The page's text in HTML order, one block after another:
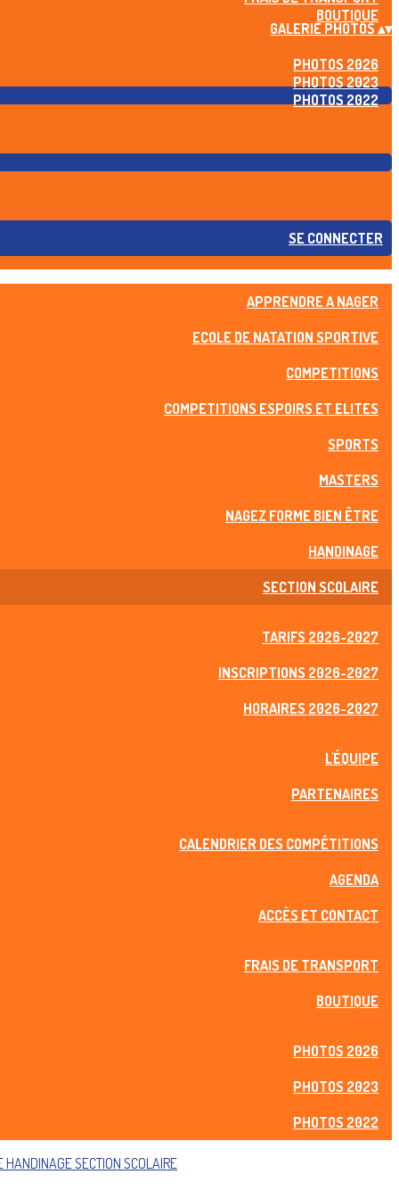
BOUTIQUE
GALERIE PHOTOS ▴▾
PHOTOS 2026
PHOTOS 2023
PHOTOS 2022
SE CONNECTER
APPRENDRE A NAGER
ECOLE DE NATATION SPORTIVE
COMPETITIONS
COMPETITIONS ESPOIRS ET ELITES
SPORTS
MASTERS
NAGEZ FORME BIEN ÊTRE
HANDINAGE
SECTION SCOLAIRE
TARIFS 2026-2027
INSCRIPTIONS 2026-2027
HORAIRES 2026-2027
L'ÉQUIPE
PARTENAIRES
CALENDRIER DES COMPÉTITIONS
AGENDA
ACCÈS ET CONTACT
FRAIS DE TRANSPORT
BOUTIQUE
PHOTOS 2026
PHOTOS 2023
PHOTOS 2022
HANDINAGESECTION SCOLAIRE